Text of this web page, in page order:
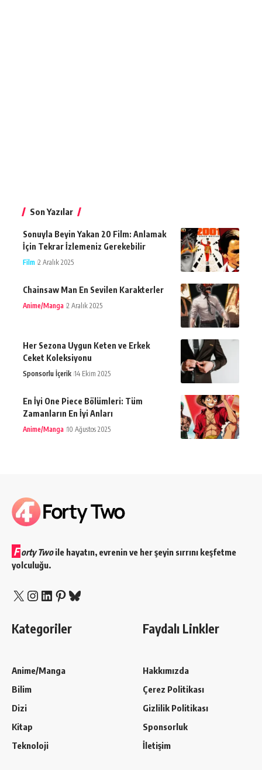
Son Yazılar
Sonuyla Beyin Yakan 20 Film: Anlamak
İçin Tekrar İzlemeniz Gerekebilir
Film 2 Aralık 2025
Chainsaw Man En Sevilen Karakterler
Anime/Manga 2 Aralık 2025
Her Sezona Uygun Keten ve Erkek
Ceket Koleksiyonu
Sponsorlu İçerik 14 Ekim 2025
En İyi One Piece Bölümleri: Tüm
Zamanların En İyi Anları
Anime/Manga 10 Ağustos 2025
F orty Twoile hayatın, evrenin ve her şeyin sırrını keşfetme
yolculuğu.
Kategoriler
Anime/Manga
Bilim
Dizi
Kitap
Teknoloji
Faydalı Linkler
Hakkımızda
Çerez Politikası
Gizlilik Politikası
Sponsorluk
İletişim